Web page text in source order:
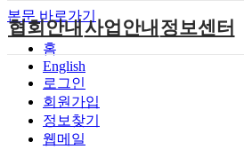
본문 바로가기
홈
English
로그인
회원가입
정보찾기
웹메일
협회안내
인사말
연혁
비전
조직도
사업안내
단체지원사업
척수장애인재
활지원센터
척수장애인직
정보센터